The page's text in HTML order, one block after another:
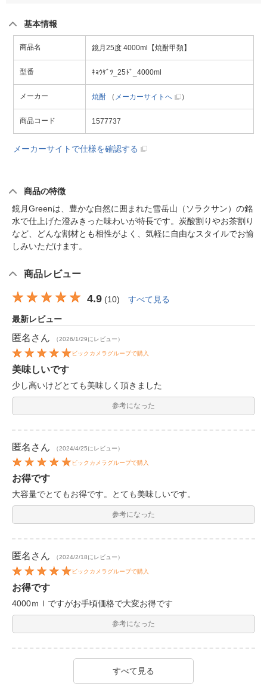
基本情報
商品名 鏡月25度 4000ml【焼酎甲類】
型番 ｷｮｳｹﾞﾂ_25ﾄﾞ_4000ml
メーカー 焼酎 （ メーカーサイトへ ）
商品コード 1577737
メーカーサイトで仕様を確認する
商品の特徴
鏡月Greenは、豊かな自然に囲まれた雪岳山（ソラクサン）の銘
水で仕上げた澄みきった味わいが特長です。炭酸割りやお茶割り
など、どんな割材とも相性がよく、気軽に自由なスタイルでお愉
しみいただけます。
商品レビュー
4.9 (10) すべて見る
最新レビュー
匿名 さん （2026/1/29にレビュー）
ビックカメラグループで購入
美味しいです
少し高いけどとても美味しく頂きました
参考になった
匿名 さん （2024/4/25にレビュー）
ビックカメラグループで購入
お得です
大容量でとてもお得です。とても美味しいです。
参考になった
匿名 さん （2024/2/18にレビュー）
ビックカメラグループで購入
お得です
4000ｍｌですがお手頃価格で大変お得です
参考になった
すべて見る